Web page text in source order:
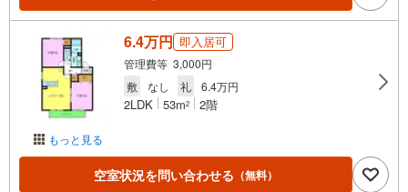
もっと見る
6.4万円 即入居可
管理費等 3,000円
敷
なし 礼 6.4万円
2LDK 53m2 2階
空室状況を問い合わせる （無料）